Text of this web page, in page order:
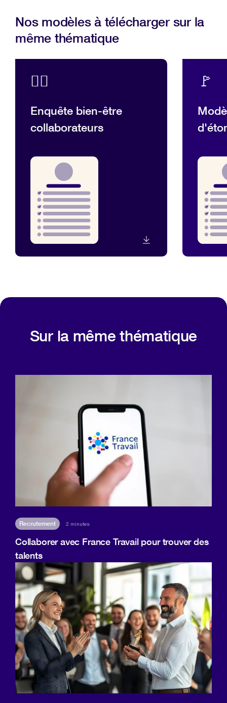
Nos modèles à télécharger sur la
même thématique
💆‍♂️
Enquête bien-être
collaborateurs
🚩
Sur la même thématique
Recrutement 2 minutes
Collaborer avec France Travail pour trouver des
talents